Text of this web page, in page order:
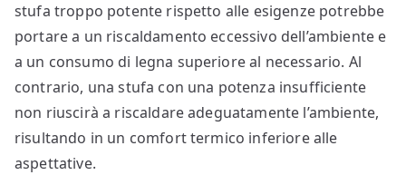
stufa troppo potente rispetto alle esigenze potrebbe
portare a un riscaldamento eccessivo dell’ambiente e
a un consumo di legna superiore al necessario. Al
contrario, una stufa con una potenza insufficiente
non riuscirà a riscaldare adeguatamente l’ambiente,
risultando in un comfort termico inferiore alle
aspettative.